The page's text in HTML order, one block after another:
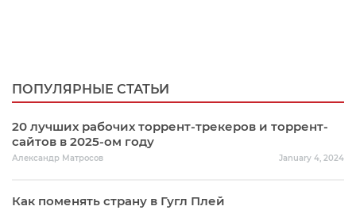
ПОПУЛЯРНЫЕ СТАТЬИ
20 лучших рабочих торрент-трекеров и торрент-
сайтов в 2025-ом году
Александр Матросов January 4, 2024
Как поменять страну в Гугл Плей